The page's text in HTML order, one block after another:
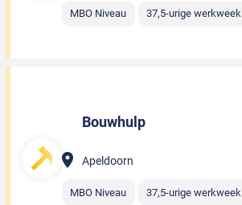
MBO Niveau 37,5-urige werkweek
Bouwhulp
Apeldoorn
MBO Niveau 37,5-urige werkweek